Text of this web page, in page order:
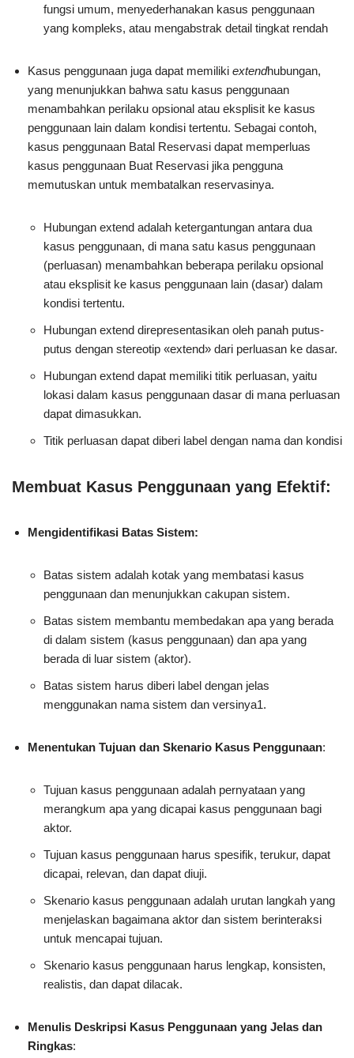
fungsi umum, menyederhanakan kasus penggunaan
yang kompleks, atau mengabstrak detail tingkat rendah
Kasus penggunaan juga dapat memiliki extendhubungan,
yang menunjukkan bahwa satu kasus penggunaan
menambahkan perilaku opsional atau eksplisit ke kasus
penggunaan lain dalam kondisi tertentu. Sebagai contoh,
kasus penggunaan Batal Reservasi dapat memperluas
kasus penggunaan Buat Reservasi jika pengguna
memutuskan untuk membatalkan reservasinya.
Hubungan extend adalah ketergantungan antara dua
kasus penggunaan, di mana satu kasus penggunaan
(perluasan) menambahkan beberapa perilaku opsional
atau eksplisit ke kasus penggunaan lain (dasar) dalam
kondisi tertentu.
Hubungan extend direpresentasikan oleh panah putus-
putus dengan stereotip «extend» dari perluasan ke dasar.
Hubungan extend dapat memiliki titik perluasan, yaitu
lokasi dalam kasus penggunaan dasar di mana perluasan
dapat dimasukkan.
Titik perluasan dapat diberi label dengan nama dan kondisi
Membuat Kasus Penggunaan yang Efektif:
Mengidentifikasi Batas Sistem:
Batas sistem adalah kotak yang membatasi kasus
penggunaan dan menunjukkan cakupan sistem.
Batas sistem membantu membedakan apa yang berada
di dalam sistem (kasus penggunaan) dan apa yang
berada di luar sistem (aktor).
Batas sistem harus diberi label dengan jelas
menggunakan nama sistem dan versinya1.
Menentukan Tujuan dan Skenario Kasus Penggunaan:
Tujuan kasus penggunaan adalah pernyataan yang
merangkum apa yang dicapai kasus penggunaan bagi
aktor.
Tujuan kasus penggunaan harus spesifik, terukur, dapat
dicapai, relevan, dan dapat diuji.
Skenario kasus penggunaan adalah urutan langkah yang
menjelaskan bagaimana aktor dan sistem berinteraksi
untuk mencapai tujuan.
Skenario kasus penggunaan harus lengkap, konsisten,
realistis, dan dapat dilacak.
Menulis Deskripsi Kasus Penggunaan yang Jelas dan
Ringkas: